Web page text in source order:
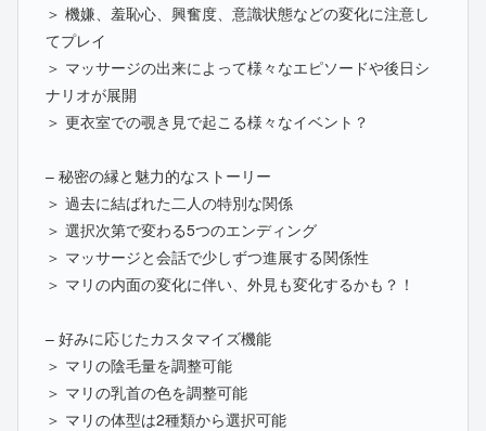
＞ 機嫌、羞恥心、興奮度、意識状態などの変化に注意し
てプレイ
＞ マッサージの出来によって様々なエピソードや後日シ
ナリオが展開
＞ 更衣室での覗き見で起こる様々なイベント？
– 秘密の縁と魅力的なストーリー
＞ 過去に結ばれた二人の特別な関係
＞ 選択次第で変わる5つのエンディング
＞ マッサージと会話で少しずつ進展する関係性
＞ マリの内面の変化に伴い、外見も変化するかも？！
– 好みに応じたカスタマイズ機能
＞ マリの陰毛量を調整可能
＞ マリの乳首の色を調整可能
＞ マリの体型は2種類から選択可能